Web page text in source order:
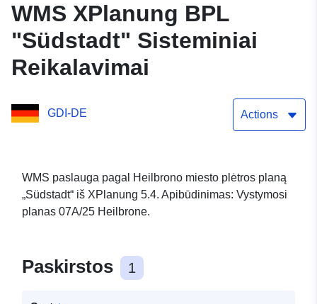
WMS XPlanung BPL
"Südstadt" Sisteminiai
Reikalavimai
GDI-DE Actions
WMS paslauga pagal Heilbrono miesto plėtros planą
„Südstadt“ iš XPlanung 5.4. Apibūdinimas: Vystymosi
planas 07A/25 Heilbrone.
Paskirstos 1